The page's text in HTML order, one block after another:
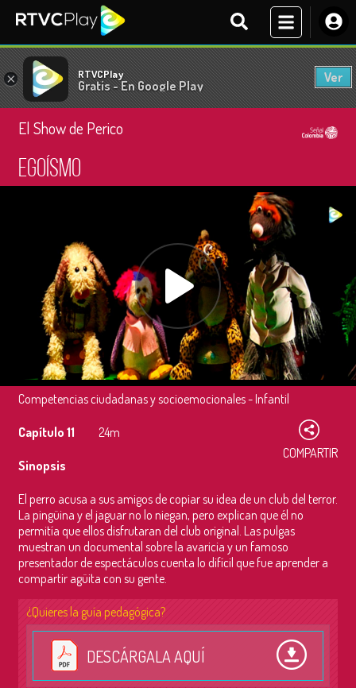
× RTVCPlay
Gratis - En Google Play
Ver
El Show de Perico
Egoísmo
Competencias ciudadanas y socioemocionales - Infantil
Capítulo 11
24m
COMPARTIR
Sinopsis
El perro acusa a sus amigos de copiar su idea de un club del terror.
La pingüina y el jaguar no lo niegan, pero explican que él no
permitía que ellos disfrutaran del club original. Las pulgas
muestran un documental sobre la avaricia y un famoso
presentador de espectáculos cuenta lo difícil que fue aprender a
compartir agüita con su gente.
¿Quieres la guía pedagógica?
DESCÁRGALA AQUÍ